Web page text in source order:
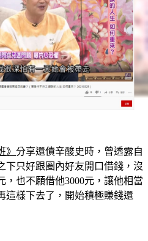
》 分享還債辛酸史時，曾透露自
下只好跟圈內好友開口借錢，沒
，也不願借他3000元，讓他相當
這樣下去了，開始積極賺錢還